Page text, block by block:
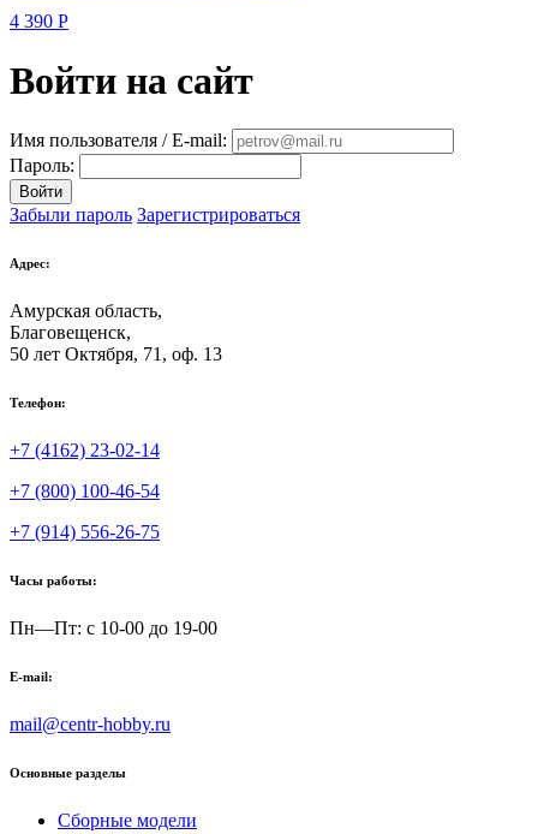
4 390 Р
Войти на сайт
Имя пользователя / E-mail:
Пароль:
Войти
Забыли пароль Зарегистрироваться
Адрес:
Амурская область,
Благовещенск,
50 лет Октября, 71, оф. 13
Телефон:
+7 (4162) 23-02-14
+7 (800) 100-46-54
+7 (914) 556-26-75
Часы работы:
Пн—Пт: с 10-00 до 19-00
E-mail:
mail@centr-hobby.ru
Основные разделы
Сборные модели